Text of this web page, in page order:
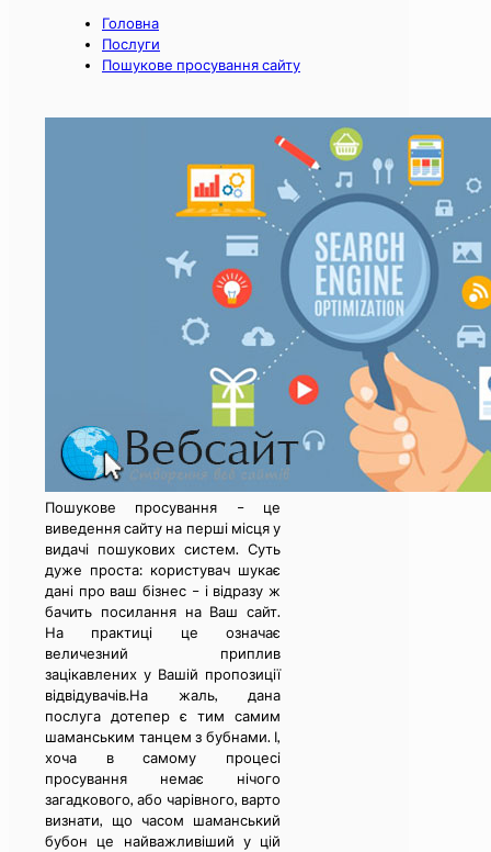
Головна
Послуги
Пошукове просування сайту
Пошукове просування – це
виведення сайту на перші місця у
видачі пошукових систем. Суть
дуже проста: користувач шукає
дані про ваш бізнес – і відразу ж
бачить посилання на Ваш сайт.
На практиці це означає
величезний приплив
зацікавлених у Вашій пропозиції
відвідувачів.На жаль, дана
послуга дотепер є тим самим
шаманським танцем з бубнами. І,
хоча в самому процесі
просування немає нічого
загадкового, або чарівного, варто
визнати, що часом шаманський
бубон це найважливіший у цій